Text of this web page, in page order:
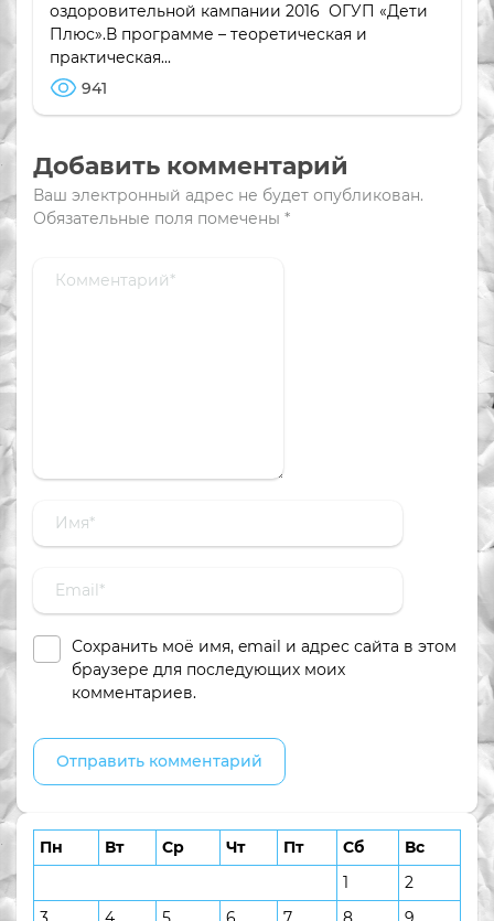
оздоровительной кампании 2016 ОГУП «Дети
Плюс».В программе – теоретическая и
практическая...
941
Добавить комментарий
Ваш электронный адрес не будет опубликован.
Обязательные поля помечены *
Сохранить моё имя, email и адрес сайта в этом
браузере для последующих моих
комментариев.
Пн Вт Ср Чт Пт Сб
Вс
1
2